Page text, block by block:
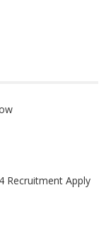
Recruitment Apply